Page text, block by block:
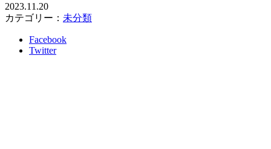
2023.11.20
カテゴリー： 未分類
Facebook
Twitter